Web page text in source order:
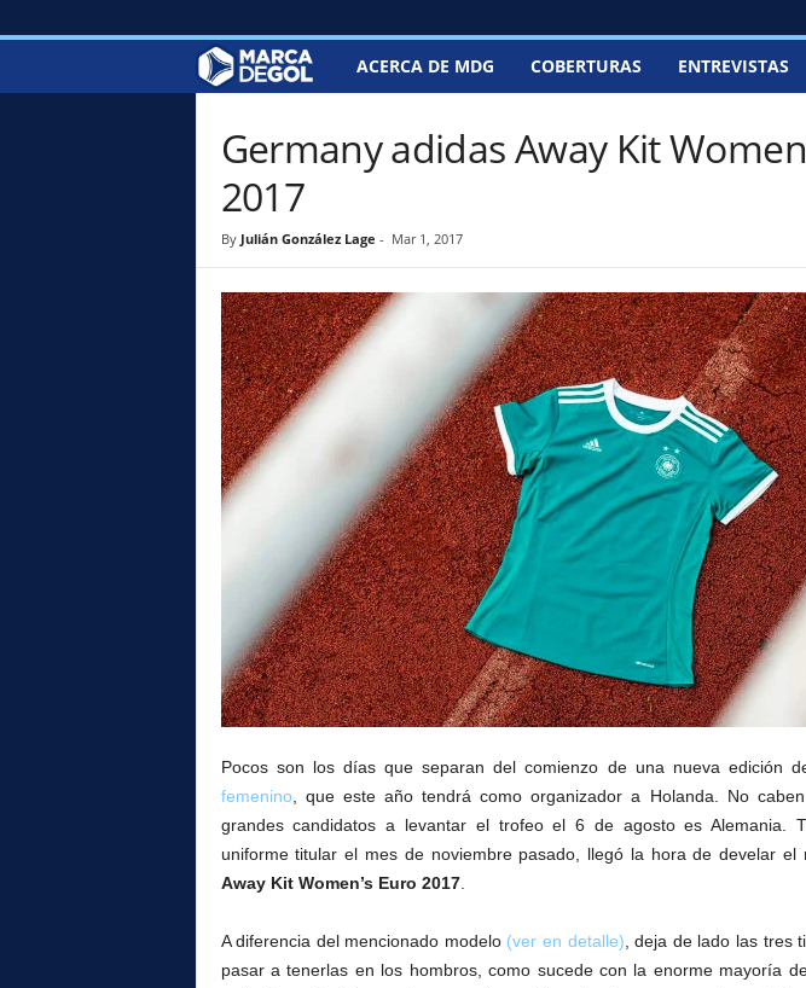
d
e
l
ACERCA DE MDG COBERTURAS ENTREVISTAS
Germany adidas Away Kit
2017
By Julián González Lage - Mar 1, 2017
Pocos son los días que separan del comienzo de una nueva edición
femenino , que este año tendrá como organizador a Holanda. No
grandes candidatos a levantar el trofeo el 6 de agosto es Alemania.
uniforme titular el mes de noviembre pasado, llegó la hora de develar el
Away Kit Women’s Euro 2017.
A diferencia del mencionado modelo (ver en detalle) , deja de lado las tres
pasar a tenerlas en los hombros, como sucede con la enorme mayoría